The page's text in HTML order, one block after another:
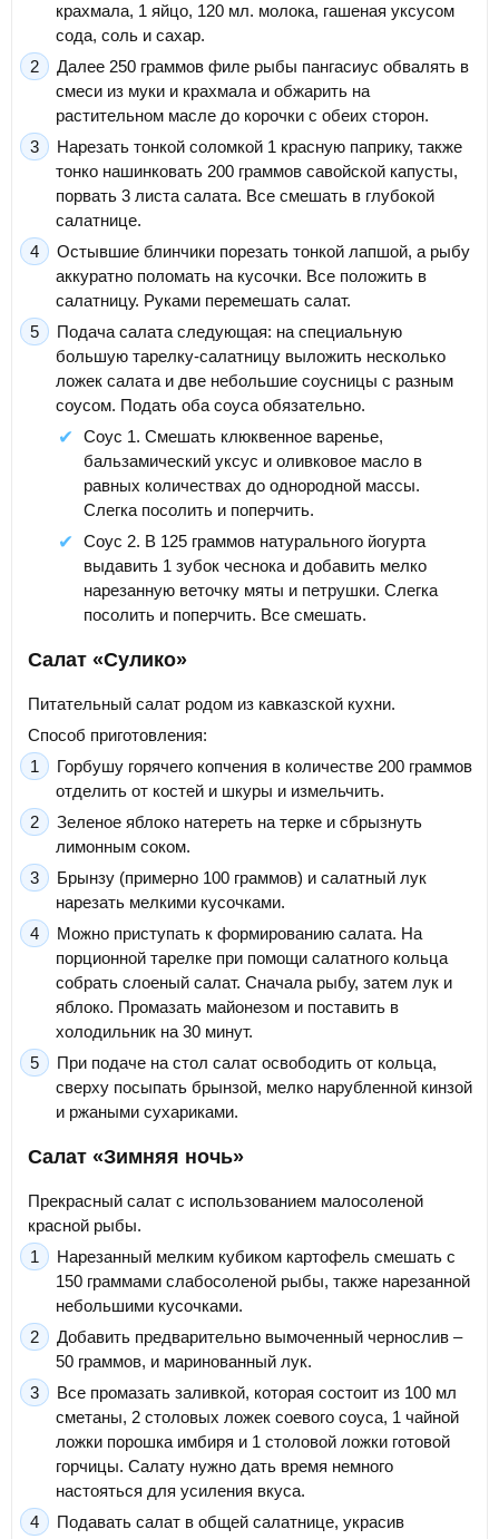
крахмала, 1 яйцо, 120 мл. молока, гашеная уксусом
сода, соль и сахар.
Далее 250 граммов филе рыбы пангасиус обвалять в
смеси из муки и крахмала и обжарить на
растительном масле до корочки с обеих сторон.
Нарезать тонкой соломкой 1 красную паприку, также
тонко нашинковать 200 граммов савойской капусты,
порвать 3 листа салата. Все смешать в глубокой
салатнице.
Остывшие блинчики порезать тонкой лапшой, а рыбу
аккуратно поломать на кусочки. Все положить в
салатницу. Руками перемешать салат.
Подача салата следующая: на специальную
большую тарелку-салатницу выложить несколько
ложек салата и две небольшие соусницы с разным
соусом. Подать оба соуса обязательно.
Соус 1. Смешать клюквенное варенье,
бальзамический уксус и оливковое масло в
равных количествах до однородной массы.
Слегка посолить и поперчить.
Соус 2. В 125 граммов натурального йогурта
выдавить 1 зубок чеснока и добавить мелко
нарезанную веточку мяты и петрушки. Слегка
посолить и поперчить. Все смешать.
Салат «Сулико»
Питательный салат родом из кавказской кухни.
Способ приготовления:
Горбушу горячего копчения в количестве 200 граммов
отделить от костей и шкуры и измельчить.
Зеленое яблоко натереть на терке и сбрызнуть
лимонным соком.
Брынзу (примерно 100 граммов) и салатный лук
нарезать мелкими кусочками.
Можно приступать к формированию салата. На
порционной тарелке при помощи салатного кольца
собрать слоеный салат. Сначала рыбу, затем лук и
яблоко. Промазать майонезом и поставить в
холодильник на 30 минут.
При подаче на стол салат освободить от кольца,
сверху посыпать брынзой, мелко нарубленной кинзой
и ржаными сухариками.
Салат «Зимняя ночь»
Прекрасный салат с использованием малосоленой
красной рыбы.
Нарезанный мелким кубиком картофель смешать с
150 граммами слабосоленой рыбы, также нарезанной
небольшими кусочками.
Добавить предварительно вымоченный чернослив –
50 граммов, и маринованный лук.
Все промазать заливкой, которая состоит из 100 мл
сметаны, 2 столовых ложек соевого соуса, 1 чайной
ложки порошка имбиря и 1 столовой ложки готовой
горчицы. Салату нужно дать время немного
настояться для усиления вкуса.
Подавать салат в общей салатнице, украсив